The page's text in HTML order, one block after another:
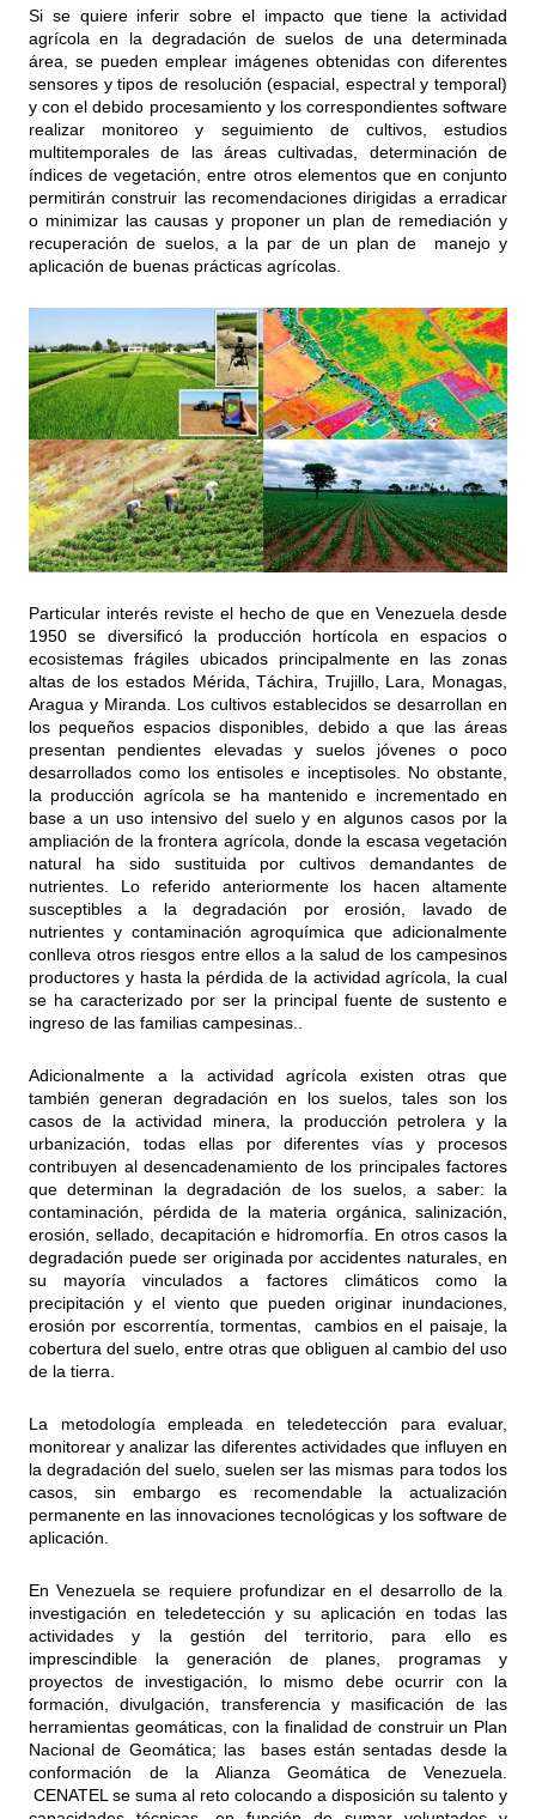
Si se quiere inferir sobre el impacto que tiene la actividad
agrícola en la degradación de suelos de una determinada
área, se pueden emplear imágenes obtenidas con diferentes
sensores y tipos de resolución (espacial, espectral y temporal)
y con el debido procesamiento y los correspondientes software
realizar monitoreo y seguimiento de cultivos, estudios
multitemporales de las áreas cultivadas, determinación de
índices de vegetación, entre otros elementos que en conjunto
permitirán construir las recomendaciones dirigidas a erradicar
o minimizar las causas y proponer un plan de remediación y
recuperación de suelos, a la par de un plan de manejo y
aplicación de buenas prácticas agrícolas.
Particular interés reviste el hecho de que en Venezuela desde
1950 se diversificó la producción hortícola en espacios o
ecosistemas frágiles ubicados principalmente en las zonas
altas de los estados Mérida, Táchira, Trujillo, Lara, Monagas,
Aragua y Miranda. Los cultivos establecidos se desarrollan en
los pequeños espacios disponibles, debido a que las áreas
presentan pendientes elevadas y suelos jóvenes o poco
desarrollados como los entisoles e inceptisoles. No obstante,
la producción agrícola se ha mantenido e incrementado en
base a un uso intensivo del suelo y en algunos casos por la
ampliación de la frontera agrícola, donde la escasa vegetación
natural ha sido sustituida por cultivos demandantes de
nutrientes. Lo referido anteriormente los hacen altamente
susceptibles a la degradación por erosión, lavado de
nutrientes y contaminación agroquímica que adicionalmente
conlleva otros riesgos entre ellos a la salud de los campesinos
productores y hasta la pérdida de la actividad agrícola, la cual
se ha caracterizado por ser la principal fuente de sustento e
ingreso de las familias campesinas..
Adicionalmente a la actividad agrícola existen otras que
también generan degradación en los suelos, tales son los
casos de la actividad minera, la producción petrolera y la
urbanización, todas ellas por diferentes vías y procesos
contribuyen al desencadenamiento de los principales factores
que determinan la degradación de los suelos, a saber: la
contaminación, pérdida de la materia orgánica, salinización,
erosión, sellado, decapitación e hidromorfía. En otros casos la
degradación puede ser originada por accidentes naturales, en
su mayoría vinculados a factores climáticos como la
precipitación y el viento que pueden originar inundaciones,
erosión por escorrentía, tormentas, cambios en el paisaje, la
cobertura del suelo, entre otras que obliguen al cambio del uso
de la tierra.
La metodología empleada en teledetección para evaluar,
monitorear y analizar las diferentes actividades que influyen en
la degradación del suelo, suelen ser las mismas para todos los
casos, sin embargo es recomendable la actualización
permanente en las innovaciones tecnológicas y los software de
aplicación.
En Venezuela se requiere profundizar en el desarrollo de la
investigación en teledetección y su aplicación en todas las
actividades y la gestión del territorio, para ello es
imprescindible la generación de planes, programas y
proyectos de investigación, lo mismo debe ocurrir con la
formación, divulgación, transferencia y masificación de las
herramientas geomáticas, con la finalidad de construir un Plan
Nacional de Geomática; las bases están sentadas desde la
conformación de la Alianza Geomática de Venezuela.
CENATEL se suma al reto colocando a disposición su talento y